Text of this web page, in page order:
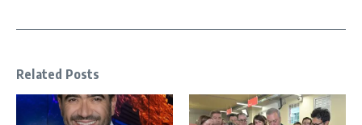
Related Posts